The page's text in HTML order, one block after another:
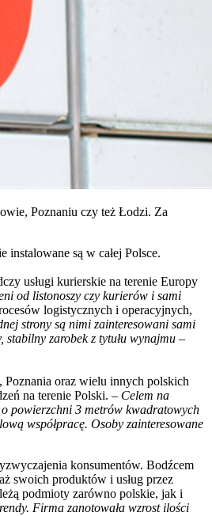
Poznaniu czy też Łodzi. Za
są w całej Polsce.
usługi kurierskie na terenie Europy
od listonoszy czy kurierów i sami
logistycznych i operacyjnych,
strony są nimi zainteresowani sami
zarobek z tytułu wynajmu –
Poznania oraz wielu innych polskich
na terenie Polski. – Celem na
powierzchni 3 metrów kwadratowych
współpracę. Osoby zainteresowane
konsumentów. Bodźcem
swoich produktów i usług przez
podmioty zarówno polskie, jak i
Firma zanotowała wzrost ilości